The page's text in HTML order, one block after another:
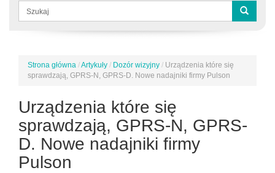
Formularz
wyszukiwania
Jesteś
tutaj
Strona główna /Artykuły / Dozór wizyjny / Urządzenia które się
sprawdzają, GPRS-N, GPRS-D. Nowe nadajniki firmy Pulson
Urządzenia które się
sprawdzają, GPRS-N, GPRS-
D. Nowe nadajniki firmy
Pulson